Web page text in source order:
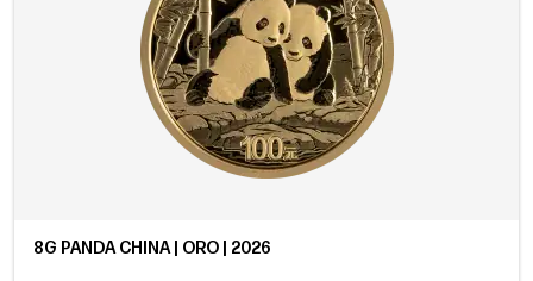
8G PANDA CHINA | ORO | 2026